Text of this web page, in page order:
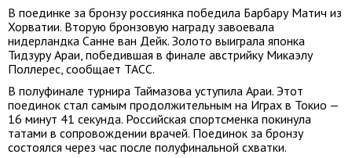
В поединке за бронзу россиянка победила Барбару Матич из
Хорватии. Вторую бронзовую награду завоевала
нидерландка Санне ван Дейк. Золото выиграла японка
Тидзуру Араи, победившая в финале австрийку Микаэлу
Поллерес, сообщает ТАСС.
В полуфинале турнира Таймазова уступила Араи. Этот
поединок стал самым продолжительным на Играх в Токио —
16 минут 41 секунда. Российская спортсменка покинула
татами в сопровождении врачей. Поединок за бронзу
состоялся через час после полуфинальной схватки.